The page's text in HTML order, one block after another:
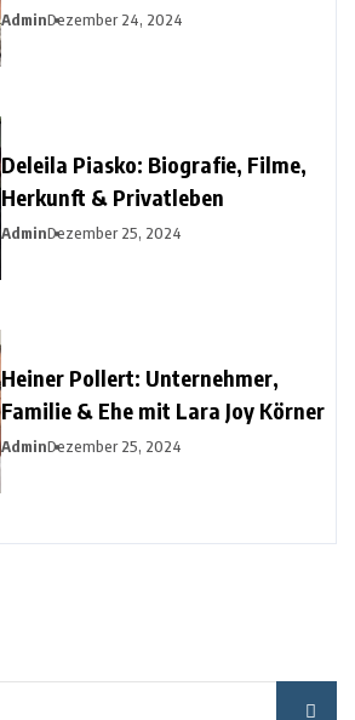
Christine Urspruchs Ex-Ehemann
AdminDezember 24, 2024
Deleila Piasko: Biografie, Filme,
Herkunft & Privatleben
AdminDezember 25, 2024
Heiner Pollert: Unternehmer,
Familie & Ehe mit Lara Joy Körner
AdminDezember 25, 2024